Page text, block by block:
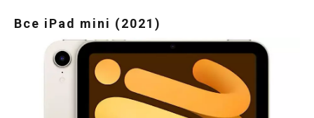
Все iPad mini (2021)